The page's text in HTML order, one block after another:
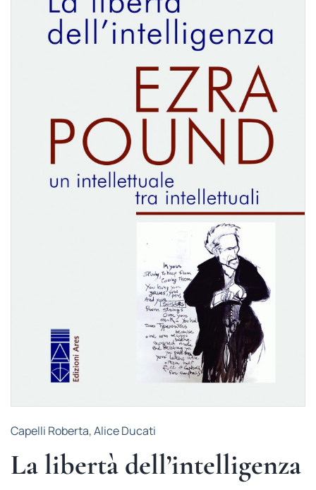
BIOGRAFIE
Capelli Roberta,Alice Ducati
La libertà dell’intelligenza